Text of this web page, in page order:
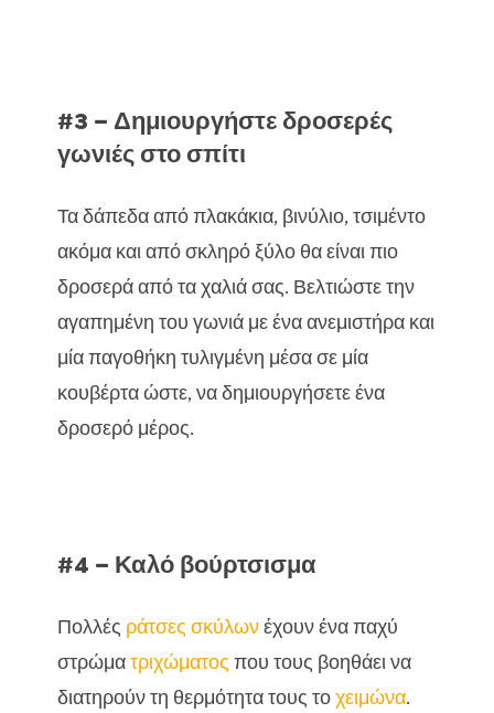
#3 – Δημιουργήστε δροσερές
γωνιές στο σπίτι
Τα δάπεδα από πλακάκια, βινύλιο, τσιμέντο
ακόμα και από σκληρό ξύλο θα είναι πιο
δροσερά από τα χαλιά σας. Βελτιώστε την
αγαπημένη του γωνιά με ένα ανεμιστήρα και
μία παγοθήκη τυλιγμένη μέσα σε μία
κουβέρτα ώστε, να δημιουργήσετε ένα
δροσερό μέρος.
#4 – Καλό βούρτσισμα
Πολλές ράτσες σκύλωνέχουν ένα παχύ
στρώματριχώματος που τους βοηθάει να
διατηρούν τη θερμότητα τους τοχειμώνα.